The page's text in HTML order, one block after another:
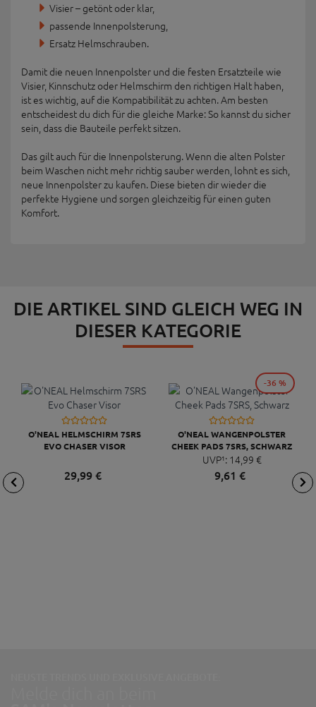
Visier – getönt oder klar,
passende Innenpolsterung,
Ersatz Helmschrauben.
Damit die neuen Innenpolster und die festen Ersatzteile wie
Visier, Kinnschutz oder Helmschirm den richtigen Halt haben,
ist es wichtig, auf die Kompatibilität zu achten. Am besten
entscheidest du dich für die gleiche Marke: So kannst du sicher
sein, dass die Bauteile perfekt sitzen.
Das gilt auch für die Innenpolsterung. Wenn die alten Polster
beim Waschen nicht mehr richtig sauber werden, lohnt es sich,
neue Innenpolster zu kaufen. Diese bieten dir wieder die
perfekte Hygiene und sorgen gleichzeitig für einen guten
Komfort.
DIE ARTIKEL SIND GLEICH WEG IN
DIESER KATEGORIE
O'NEAL HELMSCHIRM 7SRS
EVO CHASER VISOR
29,99 €
O'NEAL WANGENPOLSTER
CHEEK PADS 7SRS, SCHWARZ
UVP¹: 14,99 €
9,61 €
-36 %